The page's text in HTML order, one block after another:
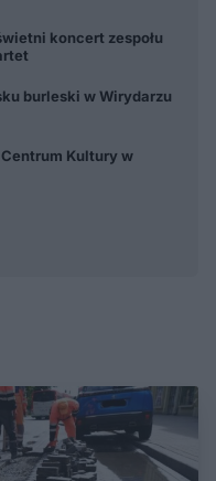
koncert zespołu
burleski w Wirydarzu
Kultury w